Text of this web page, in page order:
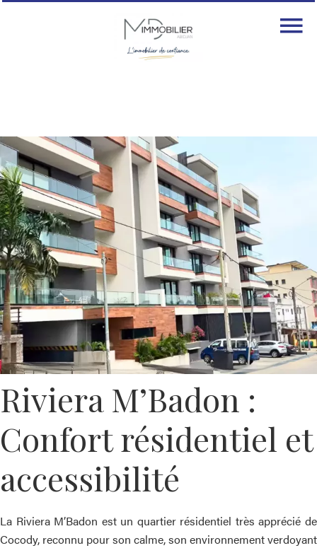
Riviera M’Badon :
Confort résidentiel et
accessibilité
La Riviera M’Badon est un quartier résidentiel très apprécié de
Cocody, reconnu pour son calme, son environnement verdoyant